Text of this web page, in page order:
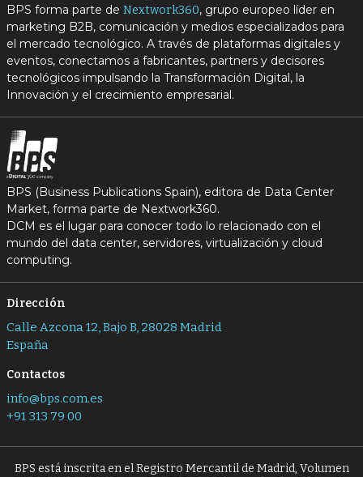
BPS forma parte de Nextwork360, grupo europeo líder en
marketing B2B, comunicación y medios especializados para
el mercado tecnológico. A través de plataformas digitales y
eventos, conectamos a fabricantes, partners y decisores
tecnológicos impulsando la Transformación Digital, la
Innovación y el crecimiento empresarial.
BPS (Business Publications Spain), editora de Data Center
Market, forma parte de Nextwork360.
DCM es el lugar para conocer todo lo relacionado con el
mundo del data center, servidores, virtualización y cloud
computing.
Dirección
Calle Azcona 12, Bajo B, 28028 Madrid
España
Contactos
info@bps.com.es
+91 313 79 00
BPS está inscrita en el Registro Mercantil de Madrid, Volumen